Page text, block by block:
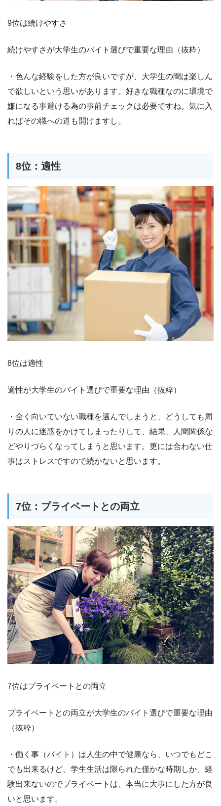
9位は続けやすさ
続けやすさが大学生のバイト選びで重要な理由（抜粋）
・色んな経験をした方が良いですが、大学生の間は楽しん
で欲しいという思いがあります。好きな職種なのに環境で
嫌になる事避ける為の事前チェックは必要ですね。気に入
ればその職への道も開けますし。
8位：適性
8位は適性
適性が大学生のバイト選びで重要な理由（抜粋）
・全く向いていない職種を選んでしまうと、どうしても周
りの人に迷惑をかけてしまったりして、結果、人間関係な
どやりづらくなってしまうと思います。更には合わない仕
事はストレスですので続かないと思います。
7位：プライベートとの両立
7位はプライベートとの両立
プライベートとの両立が大学生のバイト選びで重要な理由
（抜粋）
・働く事（バイト）は人生の中で健康なら、いつでもどこ
でも出来るけど、学生生活は限られた僅かな時期しか、経
験出来ないのでプライベートは、本当に大事にした方が良
いと思います。